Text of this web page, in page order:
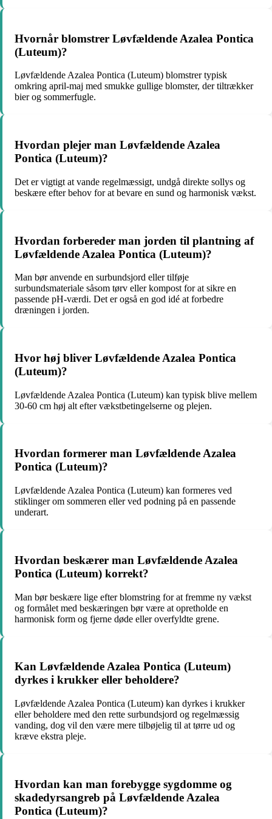
Hvornår blomstrer Løvfældende Azalea Pontica
(Luteum)?
Løvfældende Azalea Pontica (Luteum) blomstrer typisk
omkring april-maj med smukke gullige blomster, der tiltrækker
bier og sommerfugle.
Hvordan plejer man Løvfældende Azalea
Pontica (Luteum)?
Det er vigtigt at vande regelmæssigt, undgå direkte sollys og
beskære efter behov for at bevare en sund og harmonisk vækst.
Hvordan forbereder man jorden til plantning af
Løvfældende Azalea Pontica (Luteum)?
Man bør anvende en surbundsjord eller tilføje
surbundsmateriale såsom tørv eller kompost for at sikre en
passende pH-værdi. Det er også en god idé at forbedre
dræningen i jorden.
Hvor høj bliver Løvfældende Azalea Pontica
(Luteum)?
Løvfældende Azalea Pontica (Luteum) kan typisk blive mellem
30-60 cm høj alt efter vækstbetingelserne og plejen.
Hvordan formerer man Løvfældende Azalea
Pontica (Luteum)?
Løvfældende Azalea Pontica (Luteum) kan formeres ved
stiklinger om sommeren eller ved podning på en passende
underart.
Hvordan beskærer man Løvfældende Azalea
Pontica (Luteum) korrekt?
Man bør beskære lige efter blomstring for at fremme ny vækst
og formålet med beskæringen bør være at opretholde en
harmonisk form og fjerne døde eller overfyldte grene.
Kan Løvfældende Azalea Pontica (Luteum)
dyrkes i krukker eller beholdere?
Løvfældende Azalea Pontica (Luteum) kan dyrkes i krukker
eller beholdere med den rette surbundsjord og regelmæssig
vanding, dog vil den være mere tilbøjelig til at tørre ud og
kræve ekstra pleje.
Hvordan kan man forebygge sygdomme og
skadedyrsangreb på Løvfældende Azalea
Pontica (Luteum)?